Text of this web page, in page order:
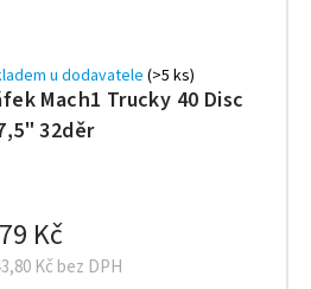
Mach1 Trucky 40 Disc
32děr
u dodavatele(>5 ks)
Kč bez DPH
Kč